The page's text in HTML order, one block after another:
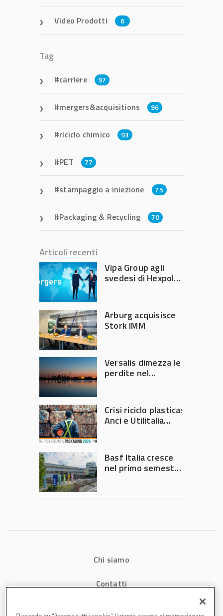
Video Prodotti 6
Tag
carriere 97
mergers&acquisitions 96
riciclo chimico 93
PET 77
stampaggio a iniezione 75
Packaging & Recycling 70
Articoli recenti
Vipa Group agli
svedesi di Hexpol
Arburg acquisisce
Stork IMM
Versalis dimezza le
perdite nel
Crisi riciclo plastica:
Anci e Utilitalia
Governo
Basf Italia cresce
nel primo semestre
Chi siamo
Contatti